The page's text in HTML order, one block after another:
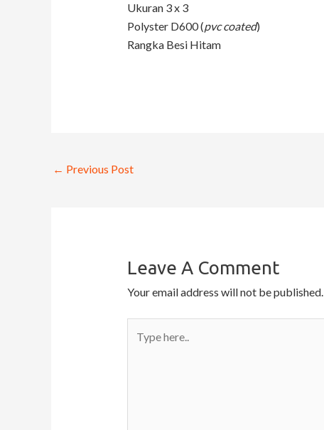
Ukuran 3 x 3
Polyster D600 (pvc coated)
Rangka Besi Hitam
← Previous Post
Leave A Comment
Your email address will not be published.
here..